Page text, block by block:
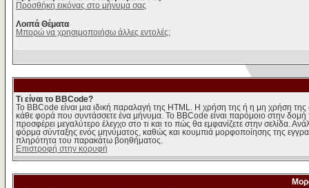
Προσθήκη εικόνας στο μήνυμα σας
Λοιπά Θέματα
Μπορώ να χρησιμοποιήσω άλλες εντολές;
Τι είναι το BBCode?
Το BBCode είναι μια ιδική παραλαγή της HTML. Η χρήση της ή η μη χρήση
κάθε φορά που συντάσσετε ένα μήνυμα. Το BBCode είναι παρόμοιο στην δομή
προσφέρει μεγαλύτερο έλεγχο στο τι και το πώς θα εμφανίζετε στην σελίδα.
φόρμα σύνταξης ενός μηνύματος, καθώς και κουμπιά μορφοποίησης της
πληρότητα του παρακάτω βοηθήματος.
Επιστροφή στην κορυφή